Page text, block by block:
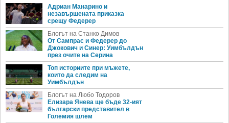
Адриан Манарино и
незавършената приказка
срещу Федерер
Блогът на Станко Димов
От Сампрас и Федерер до
Джокович и Синер: Уимбълдън
през очите на Серина
Топ историите при мъжете,
които да следим на
Уимбълдън
Блогът на Любо Тодоров
Елизара Янева ще бъде 32-ият
български представител в
Големия шлем